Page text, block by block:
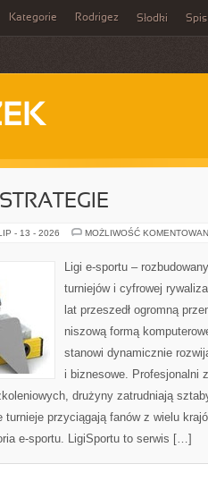
Kategorie Rodrigez Słodki Spis
- 13 - 2026 MOŻLIWOŚĆ
Ligi e-sportu –
turniejów i cyfrowej
lat przeszedł ogromną
niszową formą
stanowi dynamicznie
i biznesowe. Profesjonalni
drużyny zatrudniają
turnieje przyciągają fanów z wielu
e-sportu. LigiSportu to serwis […]